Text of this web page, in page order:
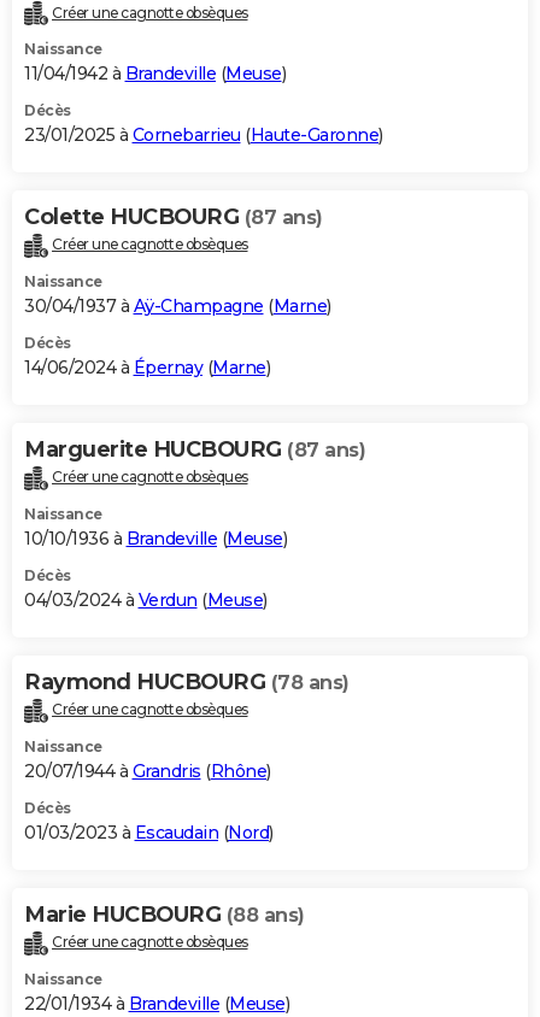
Créer une cagnotte obsèques
Naissance
11/04/1942 à Brandeville (Meuse)
Décès
23/01/2025 à Cornebarrieu (Haute-Garonne)
Colette HUCBOURG (87 ans)
Créer une cagnotte obsèques
Naissance
30/04/1937 à Aÿ-Champagne (Marne)
Décès
14/06/2024 à Épernay(Marne)
Marguerite HUCBOURG (87 ans)
Créer une cagnotte obsèques
Naissance
10/10/1936 à Brandeville (Meuse)
Décès
04/03/2024 à Verdun (Meuse)
Raymond HUCBOURG (78 ans)
Créer une cagnotte obsèques
Naissance
20/07/1944 à Grandris (Rhône)
Décès
01/03/2023 à Escaudain (Nord)
Marie HUCBOURG (88 ans)
Créer une cagnotte obsèques
Naissance
22/01/1934 à Brandeville (Meuse)